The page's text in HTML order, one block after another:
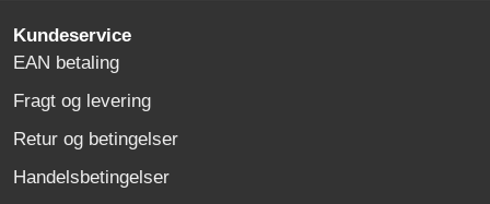
Kundeservice
EAN betaling
Fragt og levering
Retur og betingelser
Handelsbetingelser